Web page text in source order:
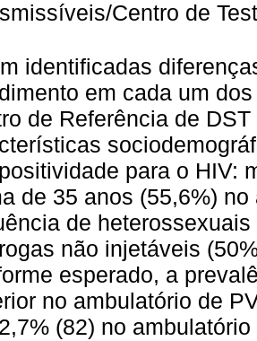
Centro de
identificadas
em cada um
de Referência de
para o HIV:
de 35 anos (55,6%)
de
não injetáveis
esperado, a
no ambulatório de
(82) no ambulatório